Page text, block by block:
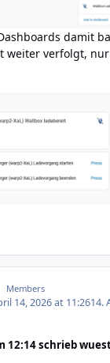
damit
weiter verfolgt,
Members
14, 2026 at 11:2614.
12:14 schrieb